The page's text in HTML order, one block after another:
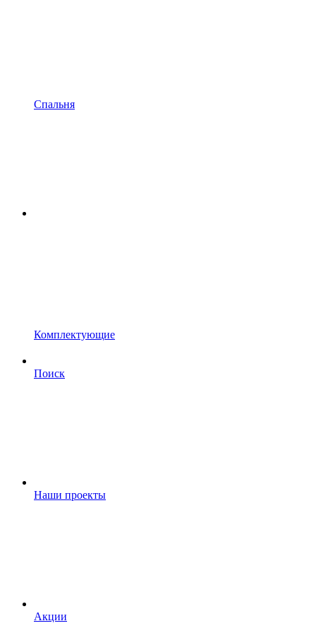
Спальня
Комплектующие
Поиск
Наши проекты
Акции